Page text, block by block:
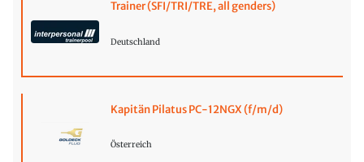
Trainer (SFI/TRI/TRE, all genders)
Deutschland
Kapitän Pilatus PC-12NGX (f/m/d)
Österreich